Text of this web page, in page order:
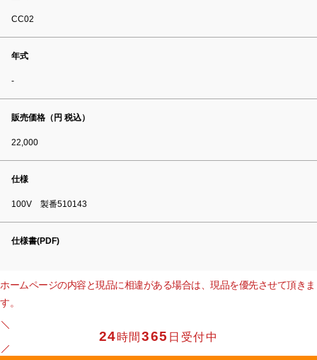
CC02
年式
-
販売価格（円 税込）
22,000
仕様
100V 製番510143
仕様書(PDF)
ホームページの内容と現品に相違がある場合は、現品を優先させて頂きま
す。
24時間365 日受付中